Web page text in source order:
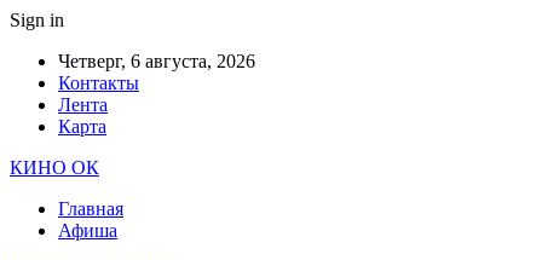
Sign in
Четверг, 6 августа, 2026
Контакты
Лента
Карта
КИНО ОК
Главная
Афиша